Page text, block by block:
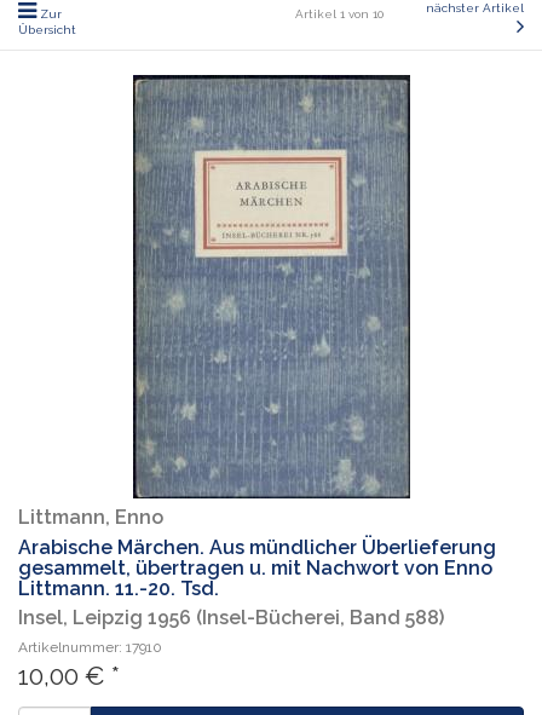
Zur
Übersicht
Artikel 1 von 10 nächster Artikel
Littmann, Enno
Arabische Märchen. Aus mündlicher Überlieferung
gesammelt, übertragen u. mit Nachwort von Enno
Littmann. 11.-20. Tsd.
Insel, Leipzig 1956 (Insel-Bücherei, Band 588)
Artikelnummer: 17910
10,00 € *